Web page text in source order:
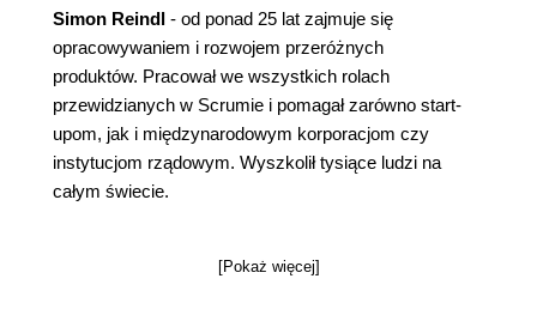
Simon Reindl - od ponad 25 lat zajmuje się
opracowywaniem i rozwojem przeróżnych
produktów. Pracował we wszystkich rolach
przewidzianych w Scrumie i pomagał zarówno start-
upom, jak i międzynarodowym korporacjom czy
instytucjom rządowym. Wyszkolił tysiące ludzi na
całym świecie.
[Pokaż więcej]